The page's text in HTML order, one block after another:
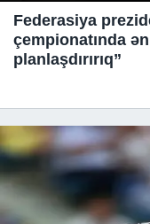
Federasiya
çempionatında
planlaşdırırıq”